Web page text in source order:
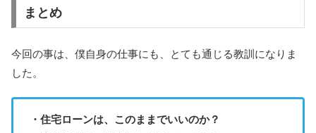
まとめ
今回の事は、僕自身の仕事にも、とても通じる教訓になりま
した。
・住宅ローンは、このままでいいのか？